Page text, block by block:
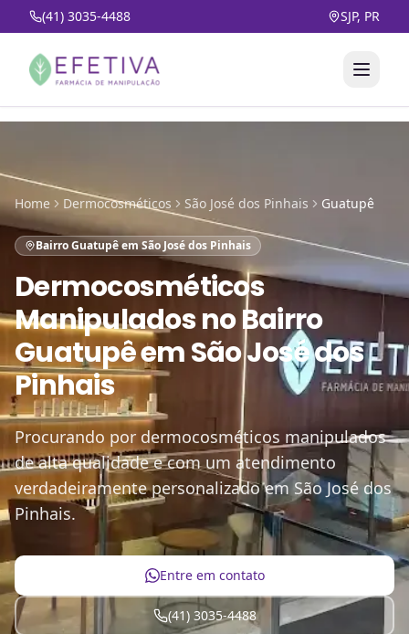
(41) 3035-4488 SJP, PR
Home Dermocosméticos São José dos Pinhais Guatupê
Bairro Guatupê em São José dos Pinhais
Dermocosméticos
ManipuladosnoBairro
Guatupê em São José dos
Pinhais
Procurando por dermocosméticos manipulados
de alta qualidade e com um atendimento
verdadeiramente personalizado em São José dos
Pinhais.
Entre em contato
(41) 3035-4488